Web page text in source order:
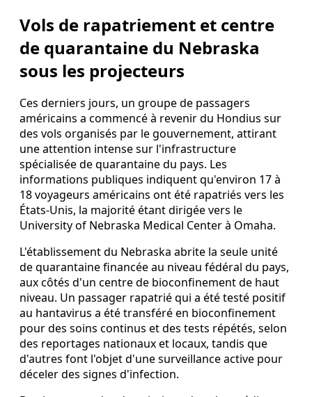
Vols de rapatriement et centre
de quarantaine du Nebraska
sous les projecteurs
Ces derniers jours, un groupe de passagers
américains a commencé à revenir du Hondius sur
des vols organisés par le gouvernement, attirant
une attention intense sur l'infrastructure
spécialisée de quarantaine du pays. Les
informations publiques indiquent qu'environ 17 à
18 voyageurs américains ont été rapatriés vers les
États‑Unis, la majorité étant dirigée vers le
University of Nebraska Medical Center à Omaha.
L'établissement du Nebraska abrite la seule unité
de quarantaine financée au niveau fédéral du pays,
aux côtés d'un centre de bioconfinement de haut
niveau. Un passager rapatrié qui a été testé positif
au hantavirus a été transféré en bioconfinement
pour des soins continus et des tests répétés, selon
des reportages nationaux et locaux, tandis que
d'autres font l'objet d'une surveillance active pour
déceler des signes d'infection.